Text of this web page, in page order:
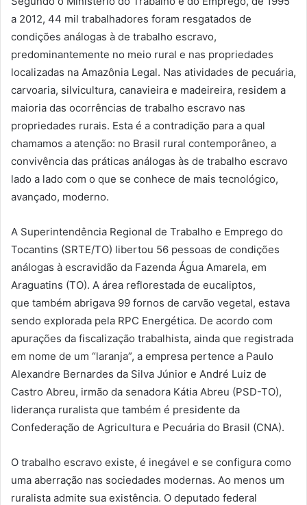
a 2012, 44 mil trabalhadores foram resgatados de
condições análogas à de trabalho escravo,
predominantemente no meio rural e nas propriedades
localizadas na Amazônia Legal. Nas atividades de pecuária,
carvoaria, silvicultura, canavieira e madeireira, residem a
maioria das ocorrências de trabalho escravo nas
propriedades rurais. Esta é a contradição para a qual
chamamos a atenção: no Brasil rural contemporâneo, a
convivência das práticas análogas às de trabalho escravo
lado a lado com o que se conhece de mais tecnológico,
avançado, moderno.
A Superintendência Regional de Trabalho e Emprego do
Tocantins (SRTE/TO) libertou 56 pessoas de condições
análogas à escravidão da Fazenda Água Amarela, em
Araguatins (TO). A área reflorestada de eucaliptos,
que também abrigava 99 fornos de carvão vegetal, estava
sendo explorada pela RPC Energética. De acordo com
apurações da fiscalização trabalhista, ainda que registrada
em nome de um “laranja”, a empresa pertence a Paulo
Alexandre Bernardes da Silva Júnior e André Luiz de
Castro Abreu, irmão da senadora Kátia Abreu (PSD-TO),
liderança ruralista que também é presidente da
Confederação de Agricultura e Pecuária do Brasil (CNA).
O trabalho escravo existe, é inegável e se configura como
uma aberração nas sociedades modernas. Ao menos um
ruralista admite sua existência. O deputado federal